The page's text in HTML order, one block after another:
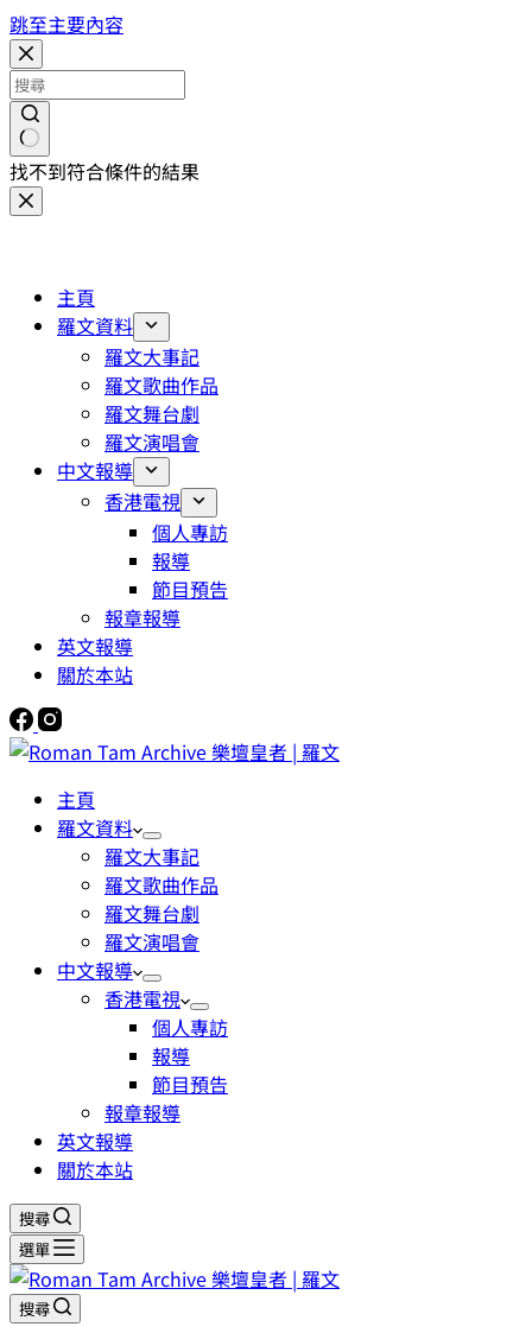
跳至主要內容
找不到符合條件的結果
主頁
羅文資料
羅文大事記
羅文歌曲作品
羅文舞台劇
羅文演唱會
中文報導
香港電視
個人專訪
報導
節目預告
報章報導
英文報導
關於本站
主頁
羅文資料
羅文大事記
羅文歌曲作品
羅文舞台劇
羅文演唱會
中文報導
香港電視
個人專訪
報導
節目預告
報章報導
英文報導
關於本站
搜尋
選單
搜尋